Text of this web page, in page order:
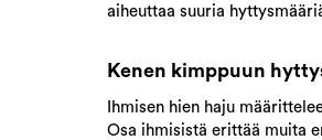
aiheuttaa suuria
Kenen kimppuun
Ihmisen hien haju
Osa ihmisistä erittää muita